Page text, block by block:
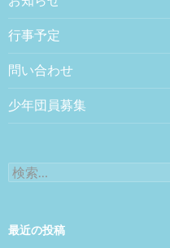
行事予定
問い合わせ
少年団員募集
検索:
最近の投稿